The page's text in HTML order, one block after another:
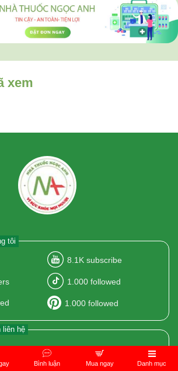
xem
tôi
8.1K subscribe
1.000 followed
1.000 followed
liên hệ
Bình luận Mua ngay Danh mục